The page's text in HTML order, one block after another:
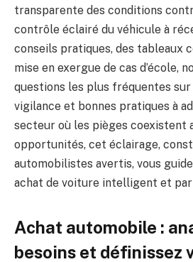
transparente des conditions
contrôle éclairé du véhicule à
conseils pratiques, des tableaux
mise en exergue de cas d’école,
questions les plus fréquentes
vigilance et bonnes pratiques à
secteur où les pièges coexistent
opportunités, cet éclairage,
automobilistes avertis, vous
achat de voiture intelligent et
Achat automobile :
besoins et définissez